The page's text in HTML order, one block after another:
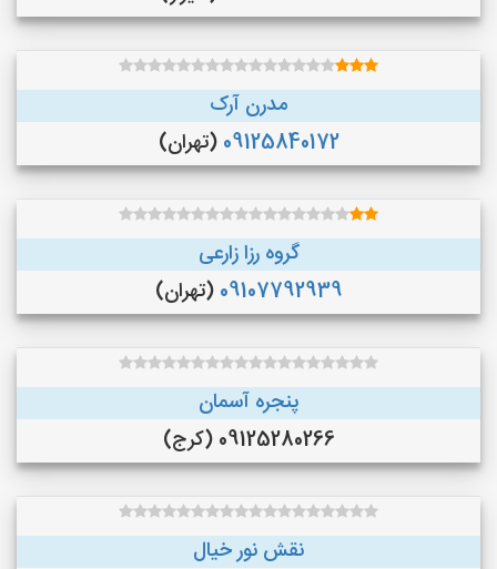
مدرن آرک
09125840172 (تهران)
گروه رزا زارعی
09107792939 (تهران)
پنجره آسمان
09125280266 (کرج)
نقش نور خیال